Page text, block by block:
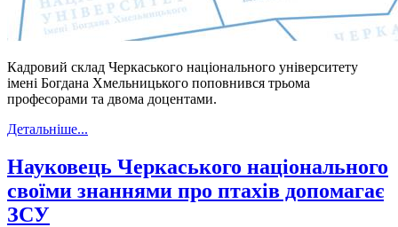
Кадровий склад Черкаського національного університету
імені Богдана Хмельницького поповнився трьома
професорами та двома доцентами.
Детальніше...
Науковець Черкаського національного
своїми знаннями про птахів допомагає
ЗСУ